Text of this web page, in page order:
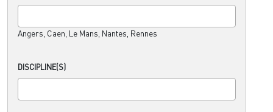
Angers, Caen, Le Mans, Nantes, Rennes
DISCIPLINE(S)